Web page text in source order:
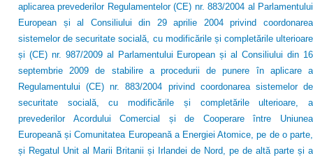
aplicarea prevederilor Regulamentelor (CE) nr. 883/2004 al Parlamentului
European și al Consiliului din 29 aprilie 2004 privind coordonarea
sistemelor de securitate socială, cu modificările și completările ulterioare
și (CE) nr. 987/2009 al Parlamentului European și al Consiliului din 16
septembrie 2009 de stabilire a procedurii de punere în aplicare a
Regulamentului (CE) nr. 883/2004 privind coordonarea sistemelor de
securitate socială, cu modificările și completările ulterioare, a
prevederilor Acordului Comercial și de Cooperare între Uniunea
Europeană și Comunitatea Europeană a Energiei Atomice, pe de o parte,
și Regatul Unit al Marii Britanii și Irlandei de Nord, pe de altă parte și a